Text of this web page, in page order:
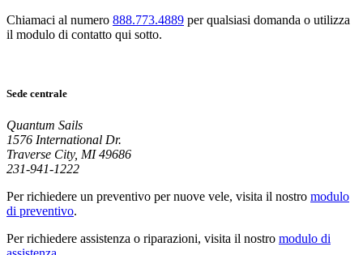
Chiamaci al numero 888.773.4889 per qualsiasi domanda o utilizza
il modulo di contatto qui sotto.
Sede centrale
Quantum Sails
1576 International Dr.
Traverse City, MI 49686
231-941-1222
Per richiedere un preventivo per nuove vele, visita il nostro modulo
di preventivo.
Per richiedere assistenza o riparazioni, visita il nostro modulo di